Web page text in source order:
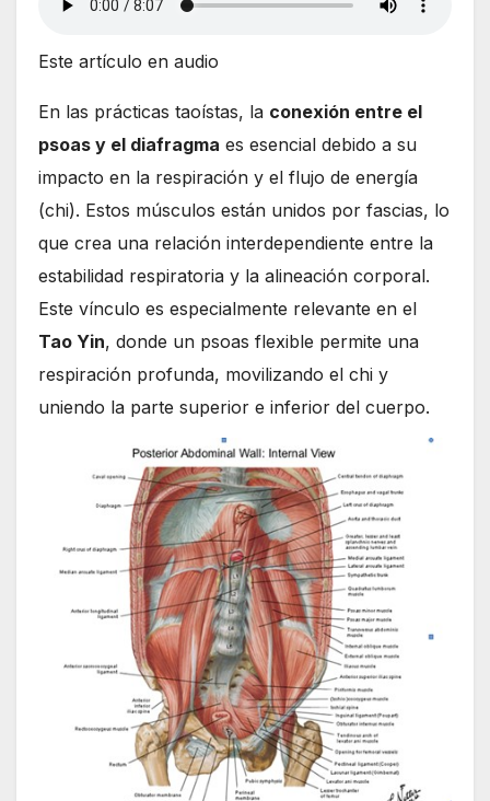
Este artículo en audio
En las prácticas taoístas, la conexión entre el
psoas y el diafragma es esencial debido a su
impacto en la respiración y el flujo de energía
(chi). Estos músculos están unidos por fascias, lo
que crea una relación interdependiente entre la
estabilidad respiratoria y la alineación corporal.
Este vínculo es especialmente relevante en el
Tao Yin, donde un psoas flexible permite una
respiración profunda, movilizando el chi y
uniendo la parte superior e inferior del cuerpo.